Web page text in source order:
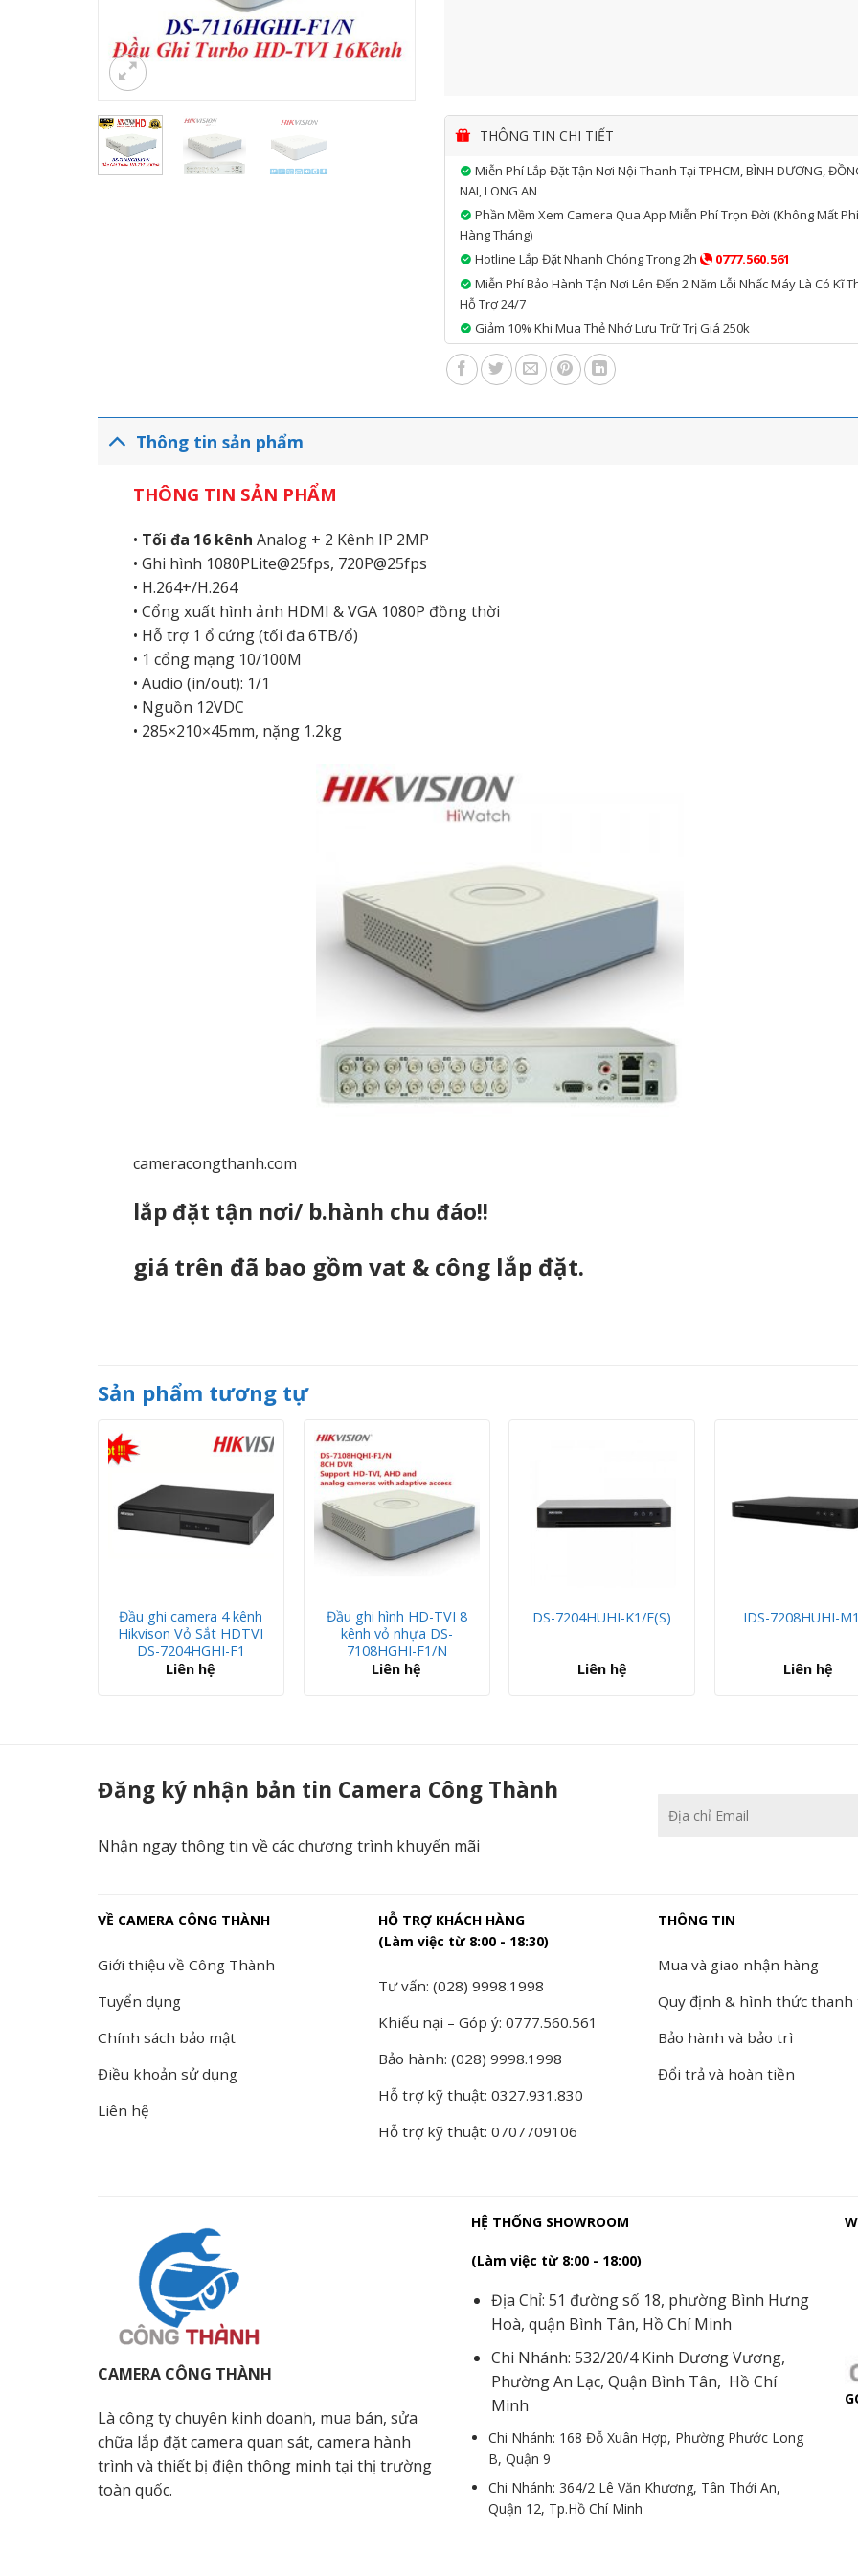
THÔNG TIN CHI TIẾT
Miễn Phí Lắp Đặt Tận Nơi Nội Thanh Tại TPHCM, BÌNH DƯƠNG,
NAI, LONG AN
Phần Mềm Xem Camera Qua App Miễn Phí Trọn Đời (không Mất
Hàng Tháng)
Hotline Lắp Đặt Nhanh Chóng Trong 2h
0777.560.561
Miễn Phí Bảo Hành Tận Nơi Lên Đến 2 Năm Lỗi Nhấc Máy Là Có Kĩ
Hỗ Trợ 24/7
Giảm 10% Khi Mua Thẻ Nhớ Lưu Trữ Trị Giá 250k
Thông tin sản phẩm
THÔNG TIN SẢN PHẨM
• Tối đa 16 kênh Analog + 2 Kênh IP 2MP
• Ghi hình 1080PLite@25fps, 720P@25fps
• H.264+/H.264
• Cổng xuất hình ảnh HDMI & VGA 1080P đồng thời
• Hỗ trợ 1 ổ cứng (tối đa 6TB/ổ)
• 1 cổng mạng 10/100M
• Audio (in/out): 1/1
• Nguồn 12VDC
• 285×210×45mm, nặng 1.2kg
cameracongthanh.com
lắp đặt tận nơi/ b.hành chu đáo!!
giá trên đã bao gồm vat & công lắp đặt.
Sản phẩm tương tự
Đầu ghi camera 4 kênh
Hikvison Vỏ Sắt HDTVI
DS-7204HGHI-F1
Liên hệ
Đầu ghi hình HD-TVI 8
kênh vỏ nhựa DS-
7108HGHI-F1/N
Liên hệ
DS-7204HUHI-K1/E(S)
Liên hệ
IDS-7208HUHI-
Liên hệ
Đăng ký nhận bản tin Camera Công Thành
Nhận ngay thông tin về các chương trình khuyến mãi
VỀ CAMERA CÔNG THÀNH
Giới thiệu về Công Thành
Tuyển dụng
Chính sách bảo mật
Điều khoản sử dụng
Liên hệ
HỖ TRỢ KHÁCH HÀNG
(Làm việc từ 8:00 - 18:30)
Tư vấn: (028) 9998.1998
Khiếu nại – Góp ý: 0777.560.561
Bảo hành: (028) 9998.1998
Hỗ trợ kỹ thuật: 0327.931.830
Hỗ trợ kỹ thuật: 0707709106
THÔNG TIN
Mua và giao nhận hàng
Quy định & hình thức thanh
Bảo hành và bảo trì
Đổi trả và hoàn tiền
CAMERA CÔNG THÀNH
Là công ty chuyên kinh doanh, mua bán, sửa
chữa lắp đặt camera quan sát, camera hành
trình và thiết bị điện thông minh tại thị trường
toàn quốc.
HỆ THỐNG SHOWROOM
(Làm việc từ 8:00 - 18:00)
Địa Chỉ: 51 đường số 18, phường Bình Hưng
Hoà, quận Bình Tân, Hồ Chí Minh
Chi Nhánh: 532/20/4 Kinh Dương Vương,
Phường An Lạc, Quận Bình Tân, Hồ Chí
Minh
Chi Nhánh: 168 Đỗ Xuân Hợp, Phường Phước Long
B, Quận 9
Chi Nhánh: 364/2 Lê Văn Khương, Tân Thới An,
Quận 12, Tp.Hồ Chí Minh